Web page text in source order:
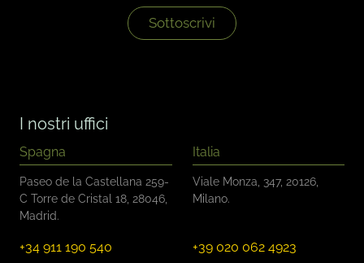
o
n
t
r
o
l
l
o
Sottoscrivi
I nostri uffici
Spagna
Paseo de la Castellana 259-
C Torre de Cristal 18, 28046,
Madrid.
+34 911 190 540
Italia
Viale Monza, 347, 20126,
Milano.
+39 020 062 4923